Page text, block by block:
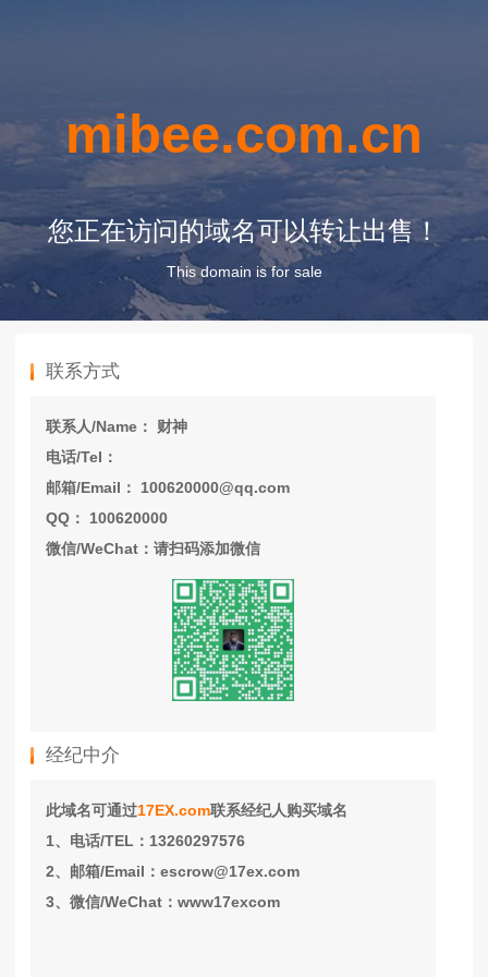
mibee.com.cn
您正在访问的域名可以转让出售！
This domain is for sale
联系方式
联系人/Name： 财神
电话/Tel：
邮箱/Email： 100620000@qq.com
QQ： 100620000
微信/WeChat：请扫码添加微信
经纪中介
此域名可通过17EX.com联系经纪人购买域名
1、电话/TEL：13260297576
2、邮箱/Email：escrow@17ex.com
3、微信/WeChat：www17excom